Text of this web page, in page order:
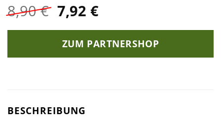
8,90€ Ursprünglicher
Preis
war:
8,90 €
7,92 €Aktueller
ist:
7,92 €.
ZUM PARTNERSHOP
BESCHREIBUNG